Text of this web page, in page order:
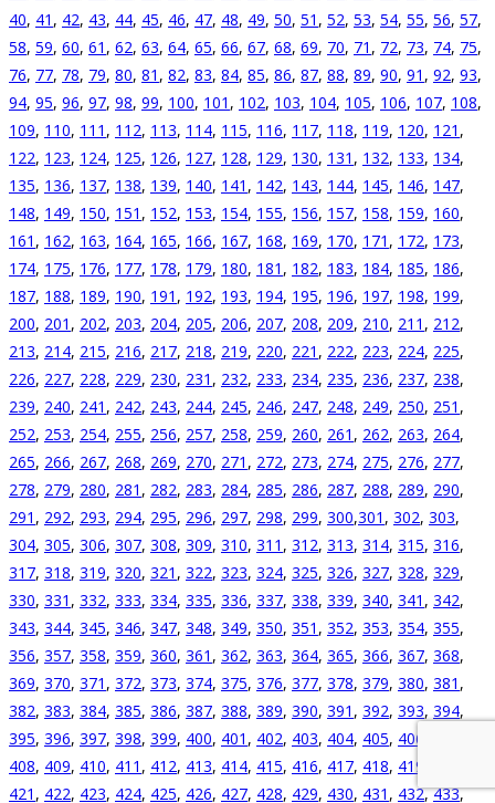
40, 41 , 42, 43, 44, 45, 46, 47, 48, 49, 50, 51 , 52, 53, 54, 55, 56, 57,
58, 59, 60, 61 , 62, 63, 64, 65, 66, 67, 68, 69, 70, 71 , 72, 73, 74, 75,
76, 77, 78, 79, 80, 81 , 82, 83, 84, 85, 86, 87, 88, 89, 90, 91 , 92, 93,
94, 95, 96, 97, 98, 99, 100, 101 , 102, 103, 104, 105, 106, 107, 108,
109, 110, 111 , 112, 113, 114, 115, 116, 117, 118, 119, 120, 121 ,
122, 123, 124, 125, 126, 127, 128, 129, 130, 131 , 132, 133, 134,
135, 136, 137, 138, 139, 140, 141 , 142, 143, 144, 145, 146, 147,
148, 149, 150, 151 , 152, 153, 154, 155, 156, 157, 158, 159, 160,
161 , 162, 163, 164, 165, 166, 167, 168, 169, 170, 171 , 172, 173,
174, 175, 176, 177, 178, 179, 180, 181 , 182, 183, 184, 185, 186,
187, 188, 189, 190, 191 , 192, 193, 194, 195, 196, 197, 198, 199,
200, 201 , 202, 203, 204, 205, 206, 207, 208, 209, 210, 211 , 212,
213, 214, 215, 216, 217, 218, 219, 220, 221 , 222, 223, 224, 225,
226, 227, 228, 229, 230, 231 , 232, 233, 234, 235, 236, 237, 238,
239, 240, 241 , 242, 243, 244, 245, 246, 247, 248, 249, 250, 251 ,
252, 253, 254, 255, 256, 257, 258, 259, 260, 261 , 262, 263, 264,
265, 266, 267, 268, 269, 270, 271 , 272, 273, 274, 275, 276, 277,
278, 279, 280, 281 , 282, 283, 284, 285, 286, 287, 288, 289, 290,
291 , 292, 293, 294, 295, 296, 297, 298, 299, 300,301 , 302, 303,
304, 305, 306, 307, 308, 309, 310, 311 , 312, 313, 314, 315, 316,
317, 318, 319, 320, 321 , 322, 323, 324, 325, 326, 327, 328, 329,
330, 331 , 332, 333, 334, 335, 336, 337, 338, 339, 340, 341 , 342,
343, 344, 345, 346, 347, 348, 349, 350, 351 , 352, 353, 354, 355,
356, 357, 358, 359, 360, 361 , 362, 363, 364, 365, 366, 367, 368,
369, 370, 371 , 372, 373, 374, 375, 376, 377, 378, 379, 380, 381 ,
382, 383, 384, 385, 386, 387, 388, 389, 390, 391 , 392, 393, 394,
395, 396, 397, 398, 399, 400, 401 , 402, 403, 404, 405, 406
408, 409, 410, 411 , 412, 413, 414, 415, 416, 417, 418, 419
421 , 422, 423, 424, 425, 426, 427, 428, 429, 430, 431 , 432,433,